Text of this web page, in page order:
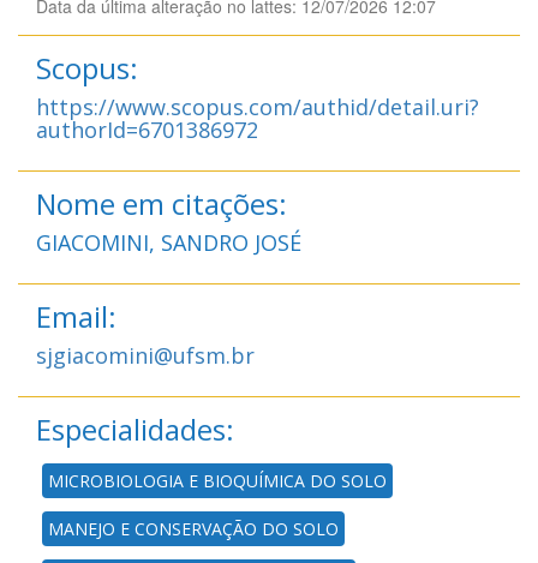
Data da última alteração no lattes: 12/07/2026 12:07
Scopus:
https://www.scopus.com/authid/detail.uri?
authorId=6701386972
Nome em citações:
GIACOMINI, SANDRO JOSÉ
Email:
sjgiacomini@ufsm.br
Especialidades:
MICROBIOLOGIA E BIOQUÍMICA DO SOLO
MANEJO E CONSERVAÇÃO DO SOLO